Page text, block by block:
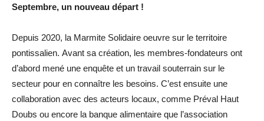
Septembre, un nouveau départ !
Depuis 2020, la Marmite Solidaire oeuvre sur le territoire
pontissalien. Avant sa création, les membres-fondateurs ont
d’abord mené une enquête et un travail souterrain sur le
secteur pour en connaître les besoins. C’est ensuite une
collaboration avec des acteurs locaux, comme Préval Haut
Doubs ou encore la banque alimentaire que l’association